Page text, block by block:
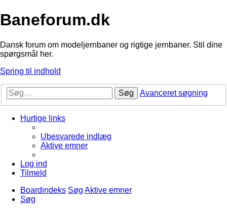
Baneforum.dk
Dansk forum om modeljernbaner og rigtige jernbaner. Stil dine
spørgsmål her.
Spring til indhold
Søg Avanceret søgning
Hurtige links
Ubesvarede indlæg
Aktive emner
Log ind
Tilmeld
Boardindeks Søg Aktive emner
Søg